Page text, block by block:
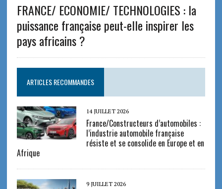
FRANCE/ ECONOMIE/ TECHNOLOGIES : la
puissance française peut-elle inspirer les
pays africains ?
ARTICLES RECOMMANDES
14 JUILLET 2026
France/Constructeurs d’automobiles :
l’industrie automobile française
résiste et se consolide en Europe et en
Afrique
9 JUILLET 2026